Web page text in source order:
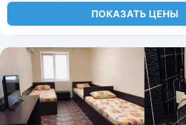
ПОКАЗАТЬ ЦЕНЫ